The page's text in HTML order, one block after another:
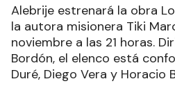
Alebrije estrenará la obra
la autora misionera Tiki
noviembre a las 21 horas.
Bordón, el elenco está
Duré, Diego Vera y Horacio